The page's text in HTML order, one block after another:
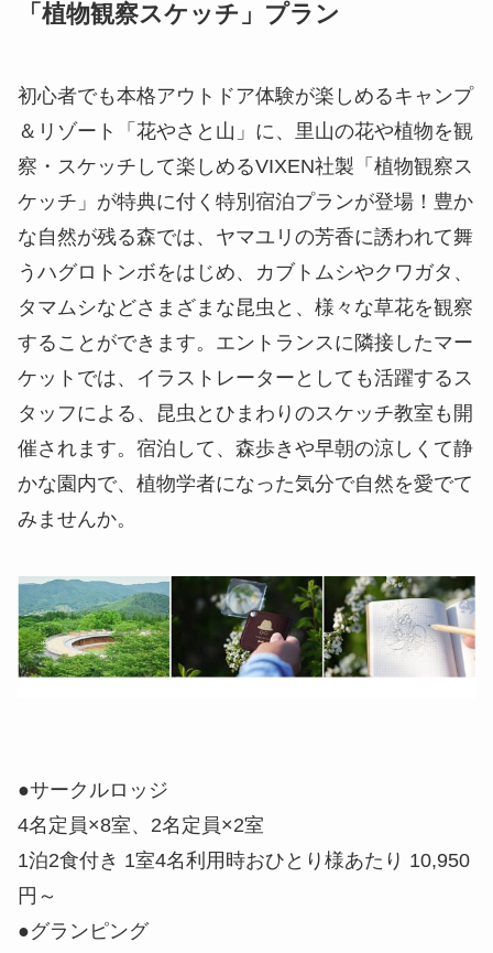
「植物観察スケッチ」プラン
初心者でも本格アウトドア体験が楽しめるキャンプ
＆リゾート「花やさと山」に、里山の花や植物を観
察・スケッチして楽しめるVIXEN社製「植物観察ス
ケッチ」が特典に付く特別宿泊プランが登場！豊か
な自然が残る森では、ヤマユリの芳香に誘われて舞
うハグロトンボをはじめ、カブトムシやクワガタ、
タマムシなどさまざまな昆虫と、様々な草花を観察
することができます。エントランスに隣接したマー
ケットでは、イラストレーターとしても活躍するス
タッフによる、昆虫とひまわりのスケッチ教室も開
催されます。宿泊して、森歩きや早朝の涼しくて静
かな園内で、植物学者になった気分で自然を愛でて
みませんか。
●サークルロッジ
4名定員×8室、2名定員×2室
1泊2食付き 1室4名利用時おひとり様あたり 10,950
円～
●グランピング